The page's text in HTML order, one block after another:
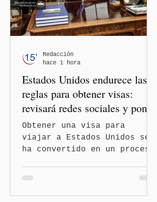
los gobiernos —porque hay
orientaciones políticas de
los gobiernos, llegan por
— es importante que México
tenga relaciones
diplomáticas con el mu
Estados Unidos endurece las
reglas para obtener visas:
revisará redes sociales y pone
freno al Turismo de
Nacimiento
Obtener una visa para
viajar a Estados Unidos se
ha convertido en un proceso
Estado amplió la revisión
Redacción
hace 1 hora